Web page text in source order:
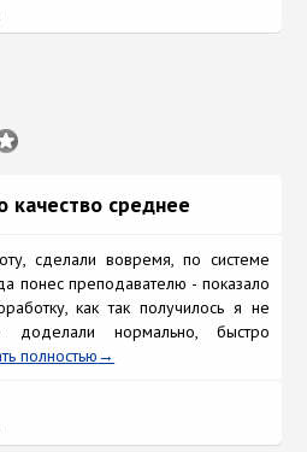
качество среднее
сделали вовремя, по системе
понес преподавателю - показало
как так получилось я не
нормально, быстро
полностью